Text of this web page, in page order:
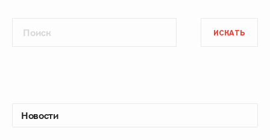
ИСКАТЬ